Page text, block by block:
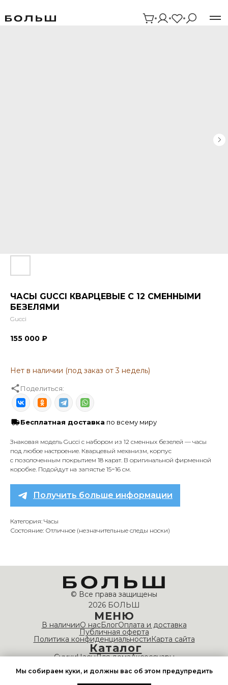
ЧАСЫ GUCCI КВАРЦЕВЫЕ С 12 СМЕННЫМИ
БЕЗЕЛЯМИ
Gucci
155 000 ₽
Поделиться:
Бесплатная доставка по всему миру
Знаковая модель Gucci с набором из 12 сменных безелей — часы
под любое настроение. Кварцевый механизм, корпус
с позолоченным покрытием 18 карат. В оригинальной фирменной
коробке. Подойдут на запястье 15−16 см.
Получить больше информации
Категория: Часы
Состояние: Отличное (незначительные следы носки)
© Все права защищены
2026 БОЛЬШ
МЕНЮ
В наличииО насБлогОплата и доставка
Публичная оферта
Политика конфиденциальностиКарта сайта
Каталог
СумкиЧасыДля домаАксессуары
НАШИ КОНТАКТЫ
info@bolshvintage.com
Мы собираем куки, и должны вас об этом предупредить